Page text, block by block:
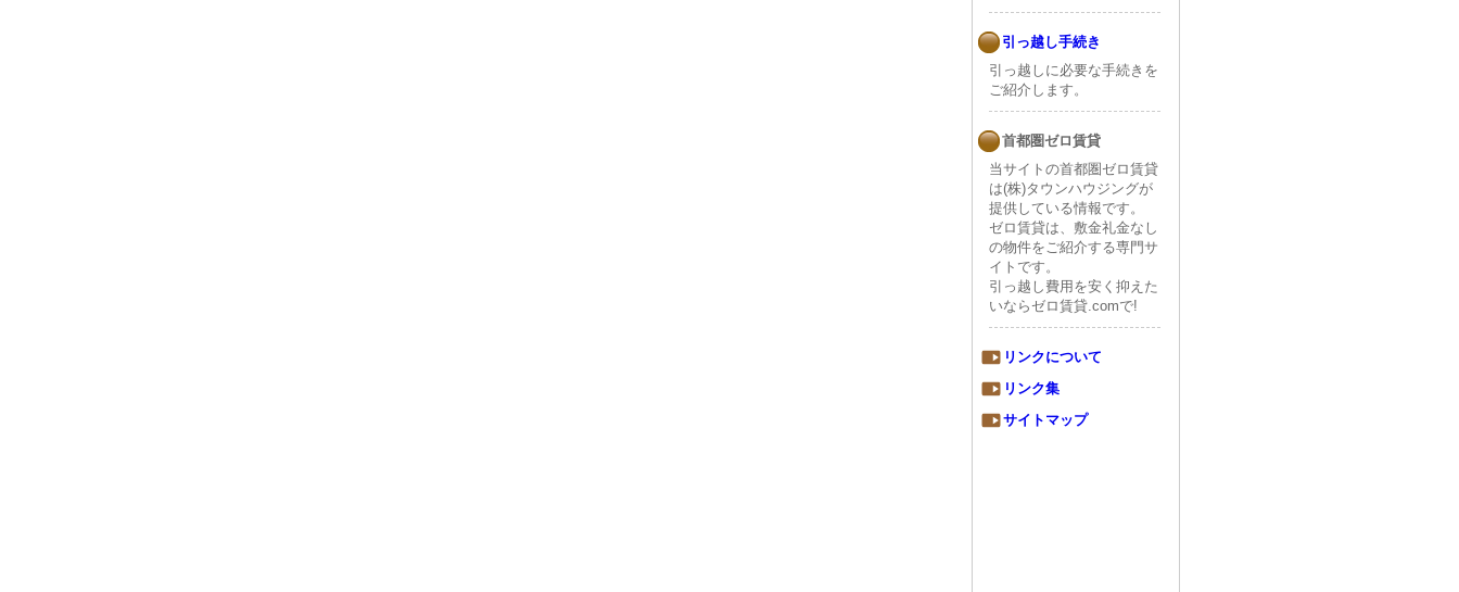
引っ越し手続き
引っ越しに必要な手続きを
ご紹介します。
首都圏ゼロ賃貸
当サイトの首都圏ゼロ賃貸
は(株)タウンハウジングが
提供している情報です。
ゼロ賃貸は、敷金礼金なし
の物件をご紹介する専門サ
イトです。
引っ越し費用を安く抑えた
いならゼロ賃貸.comで!
リンクについて
リンク集
サイトマップ